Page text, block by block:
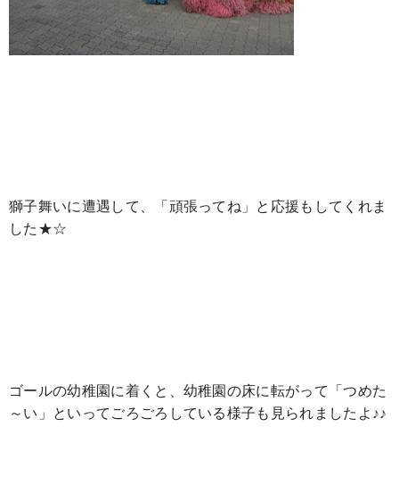
獅子舞いに遭遇して、「頑張ってね」と応援もしてくれま
した★☆
ゴールの幼稚園に着くと、幼稚園の床に転がって「つめた
～い」といってごろごろしている様子も見られましたよ♪♪